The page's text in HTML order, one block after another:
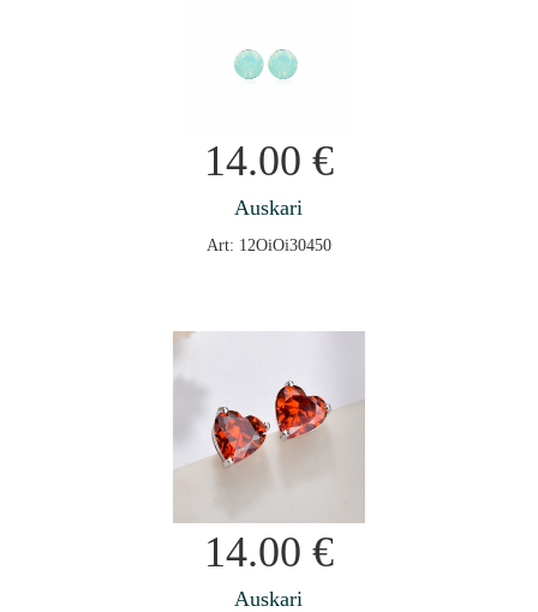
14.00 €
Auskari
Art: 12OiOi30450
14.00 €
Auskari